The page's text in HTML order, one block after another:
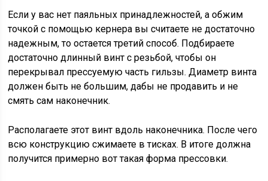
Если у вас нет паяльных принадлежностей, а обжим
точкой с помощью кернера вы считаете не достаточно
надежным, то остается третий способ. Подбираете
достаточно длинный винт с резьбой, чтобы он
перекрывал прессуемую часть гильзы. Диаметр винта
должен быть не большим, дабы не продавить и не
смять сам наконечник.
Располагаете этот винт вдоль наконечника. После чего
всю конструкцию сжимаете в тисках. В итоге должна
получится примерно вот такая форма прессовки.